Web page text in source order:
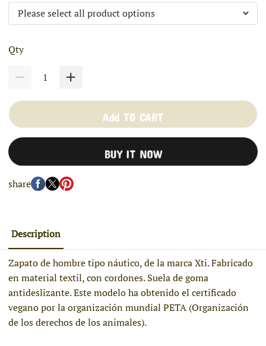
Qty
Add TO CART
BUY IT NOW
share
Description
Zapato de hombre tipo náutico, de la marca Xti. Fabricado
en material textil, con cordones. Suela de goma
antideslizante. Este modelo ha obtenido el certificado
vegano por la organización mundial PETA (Organización
de los derechos de los animales).